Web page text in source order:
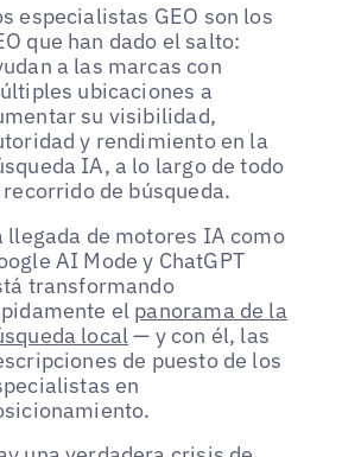
especialistas GEO son los
que han dado el salto:
a las marcas con
ubicaciones a
su visibilidad,
y rendimiento en la
IA, a lo largo de todo
recorrido de búsqueda.
llegada de motores IA como
AI Mode y ChatGPT
transformando
el panorama de la
local — y con él, las
de puesto de los
en